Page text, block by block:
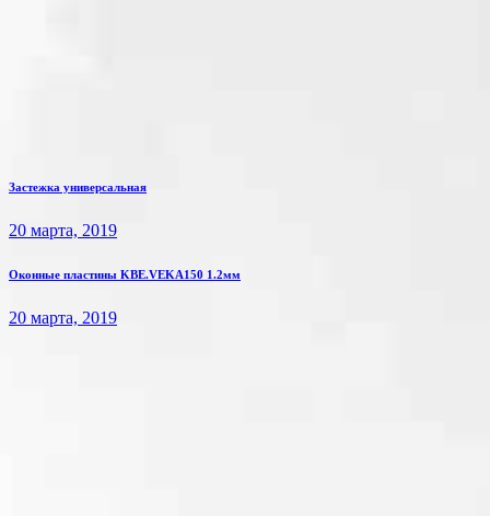
Застежка универсальная
20 марта, 2019
Оконные пластины KBE.VEKA150 1.2мм
20 марта, 2019